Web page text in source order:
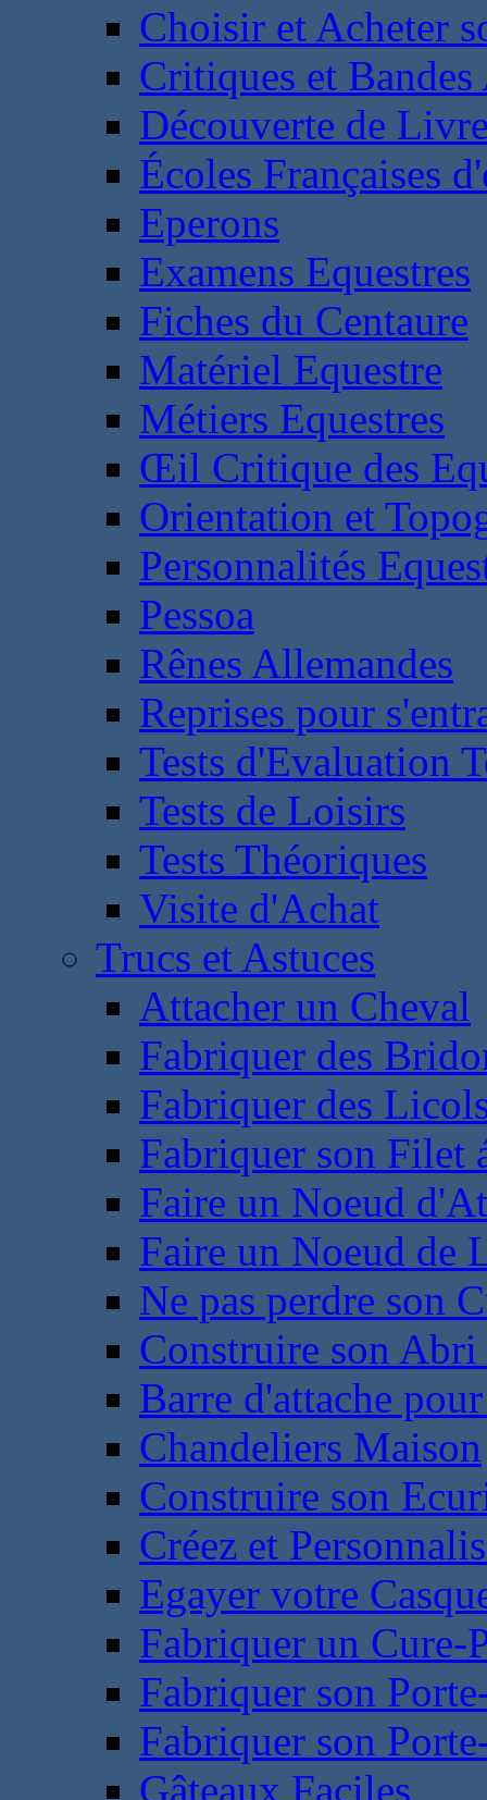
Choisir et Acheter
Critiques et
Découverte de
Écoles Françaises
Eperons
Examens Equestres
Fiches du Centaure
Matériel Equestre
Métiers Equestres
Œil Critique des
Orientation et
Personnalités
Pessoa
Rênes Allemandes
Reprises pour
Tests d'Evaluation
Tests de Loisirs
Tests Théoriques
Visite d'Achat
Trucs et Astuces
Attacher un Cheval
Fabriquer des
Fabriquer des
Fabriquer son Filet
Faire un Noeud
Faire un Noeud de
Ne pas perdre son
Construire son
Barre d'attache
Chandeliers Maison
Construire son
Créez et
Egayer votre
Fabriquer un Cure-
Fabriquer son
Fabriquer son
Gâteaux Faciles